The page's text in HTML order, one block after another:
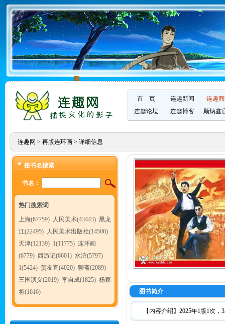
首 页 连趣新闻
连趣
连趣论坛
连趣博客 顾炳鑫
连趣网 > 再版连环画> 详细信息
按书名搜索
书名：
热门搜索词
上海(67759) 人民美术(43443) 黑龙
江(22495) 人民美术出版社(14506)
天津(12139) 1(11775) 连环画
(6779) 西游记(6601) 水浒(5797)
1(5424) 贺友直(4020) 聊斋(2089)
三国演义(2019) 李自成(1825) 杨家
将(1616)
图书简介
【内容介绍】2025年1版1次，